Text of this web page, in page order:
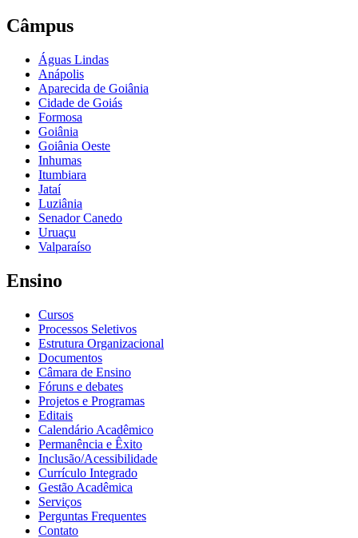
Câmpus
Águas Lindas
Anápolis
Aparecida de Goiânia
Cidade de Goiás
Formosa
Goiânia
Goiânia Oeste
Inhumas
Itumbiara
Jataí
Luziânia
Senador Canedo
Uruaçu
Valparaíso
Ensino
Cursos
Processos Seletivos
Estrutura Organizacional
Documentos
Câmara de Ensino
Fóruns e debates
Projetos e Programas
Editais
Calendário Acadêmico
Permanência e Êxito
Inclusão/Acessibilidade
Currículo Integrado
Gestão Acadêmica
Serviços
Perguntas Frequentes
Contato